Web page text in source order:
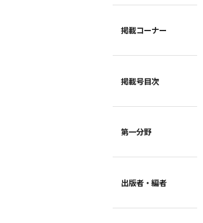
掲載コーナー
掲載号目次
第一分野
出版者・編者